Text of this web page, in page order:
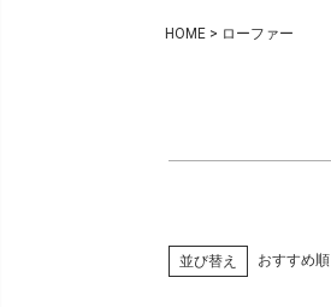
HOME ローファー
並び替え おすすめ順